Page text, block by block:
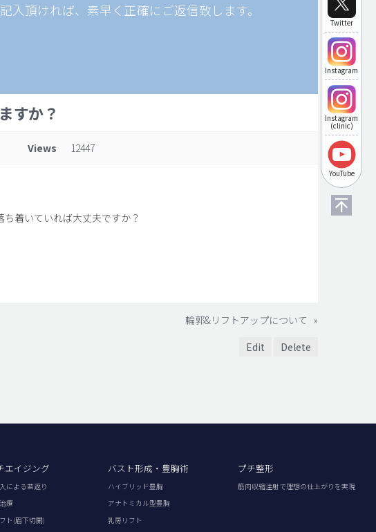
Twitter
Instagram
Instagram
(clinic)
YouTube
入頂ければ、素早く正確にご返信致します。
すか？
Views 12447
着いていれば大丈夫ですか？
輪郭&リフトアップについて »
Edit Delete
エイジング
による若返り
療
ト(眉下切開)
バスト形成・豊胸術
ハイブリッド豊胸
アナトミカル型豊胸
乳房リフト
プチ整形
筋肉収縮注射で理想の仕上がりを実現